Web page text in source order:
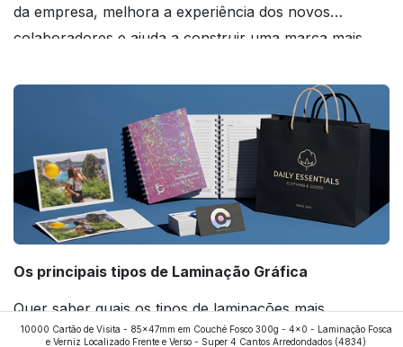
da empresa, melhora a experiência dos novos
colaboradores e ajuda a construir uma marca mais
Os principais tipos de Laminação Gráfica
Quer saber quais os tipos de laminações mais
aplicados nos impressos da gráfica FuturaIM? Então,
10000 Cartão de Visita - 85x47mm em Couché Fosco 300g - 4x0 - Laminação Fosca
e Verniz Localizado Frente e Verso - Super 4 Cantos Arredondados (4834)